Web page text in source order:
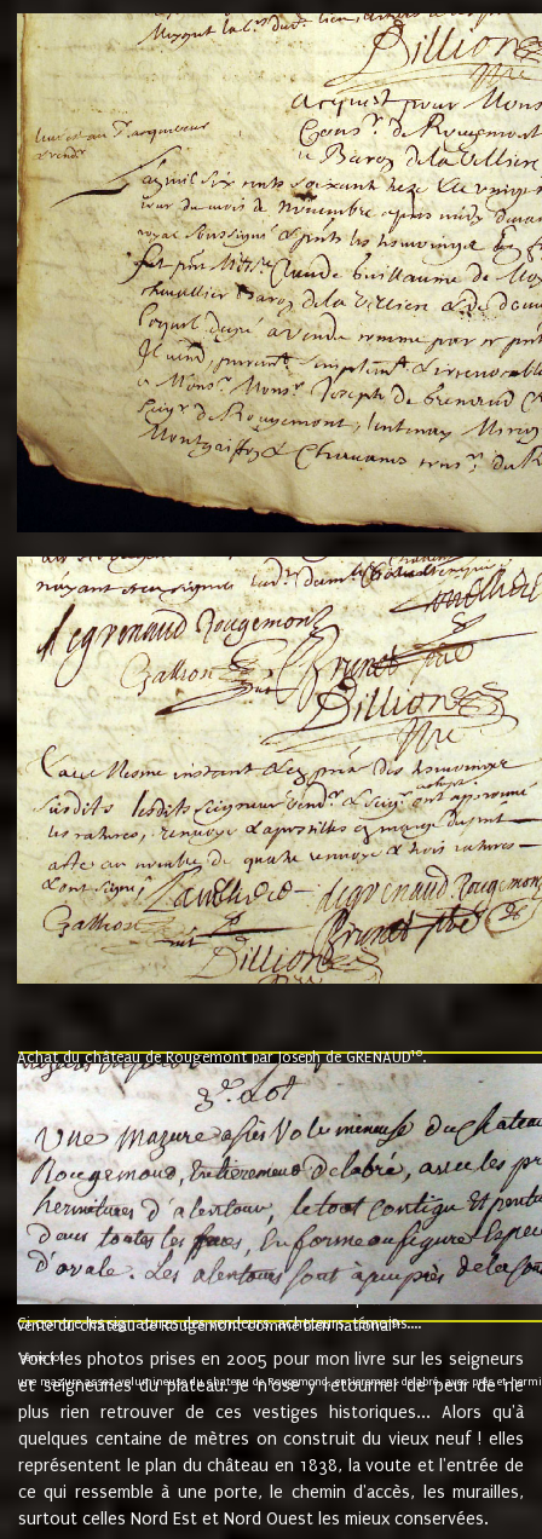
Achat du château de Rougemont par Joseph de GRENAUD10.
"l'an mil six cent soixante treze le ving neuvième jour du mois de
nommé fut présent Messire Claude Guillaume de Moyriat chevalier baron
vend, purement simplement et irrevocablement a monseigneur monsieur
et chavannes conseiller du roy au parlement de Bourgogne, present et
que le dit seigneur Baron de la Vellière a sur ses hommes, indivisables et
de la Velliere tout ainsi et comme le dit seigneur Baron et ses
présent......"
suivent les rentes, donation des terriers, etc... au prix de 880 livre louis
Ci contre les signatures des vendeurs, acheteurs, témoins....
vente du château de Rougemont comme bien national9.
"3ème lot
une mazure assez volumineuse du chateau de Rougemond, entierement delabré, avec près et
Voici les photos prises en 2005 pour mon livre sur les seigneurs
et seigneuries du plateau. Je n'ose y retourner de peur de ne
plus rien retrouver de ces vestiges historiques... Alors qu'à
quelques centaine de mètres on construit du vieux neuf ! elles
représentent le plan du château en 1838, la voute et l'entrée de
ce qui ressemble à une porte, le chemin d'accès, les murailles,
surtout celles Nord Est et Nord Ouest les mieux conservées.